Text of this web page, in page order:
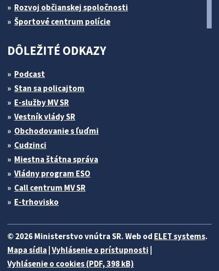
Rozvoj občianskej spoločnosti
Športové centrum polície
DÔLEŽITÉ ODKAZY
Podcast
Stan sa policajtom
E-služby MV SR
Vestník vlády SR
Obchodovanie s ľuďmi
Cudzinci
Miestna štátna správa
Vládny program ESO
Call centrum MV SR
E-trhovisko
© 2026 Ministerstvo vnútra SR. Web od ELET systems.
Mapa sídla Vyhlásenie o prístupnosti
Vyhlásenie o cookies (PDF, 398 kB)